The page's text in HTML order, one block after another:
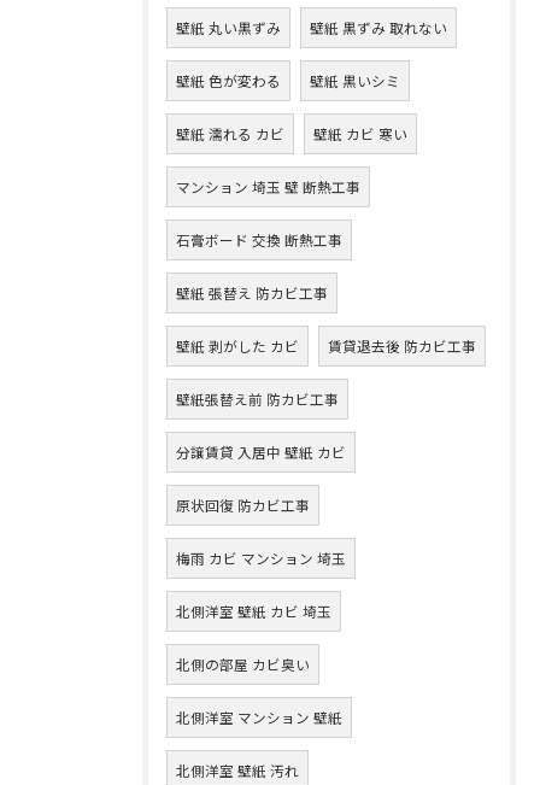
壁紙 丸い黒ずみ 壁紙 黒ずみ 取れない
壁紙 色が変わる 壁紙 黒いシミ
壁紙 濡れる カビ 壁紙 カビ 寒い
マンション 埼玉 壁 断熱工事
石膏ボード 交換 断熱工事
壁紙 張替え 防カビ工事
壁紙 剥がした カビ 賃貸退去後 防カビ工事
壁紙張替え前 防カビ工事
分譲賃貸 入居中 壁紙 カビ
原状回復 防カビ工事
梅雨 カビ マンション 埼玉
北側洋室 壁紙 カビ 埼玉
北側の部屋 カビ臭い
北側洋室 マンション 壁紙
北側洋室 壁紙 汚れ